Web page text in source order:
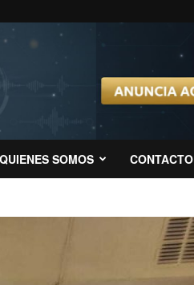
QUIENES SOMOS CONTACTO